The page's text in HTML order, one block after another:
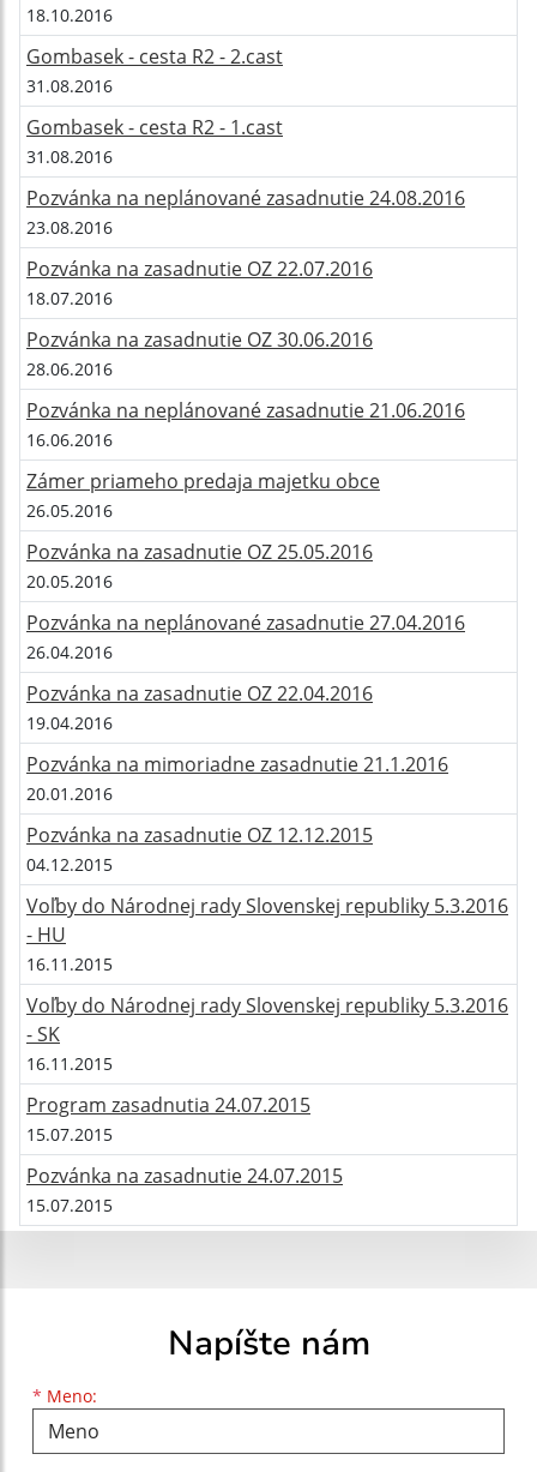
18.10.2016
Gombasek - cesta R2 - 2.cast
31.08.2016
Gombasek - cesta R2 - 1.cast
31.08.2016
Pozvánka na neplánované zasadnutie 24.08.2016
23.08.2016
Pozvánka na zasadnutie OZ 22.07.2016
18.07.2016
Pozvánka na zasadnutie OZ 30.06.2016
28.06.2016
Pozvánka na neplánované zasadnutie 21.06.2016
16.06.2016
Zámer priameho predaja majetku obce
26.05.2016
Pozvánka na zasadnutie OZ 25.05.2016
20.05.2016
Pozvánka na neplánované zasadnutie 27.04.2016
26.04.2016
Pozvánka na zasadnutie OZ 22.04.2016
19.04.2016
Pozvánka na mimoriadne zasadnutie 21.1.2016
20.01.2016
Pozvánka na zasadnutie OZ 12.12.2015
04.12.2015
Voľby do Národnej rady Slovenskej republiky 5.3.2016
- HU
16.11.2015
Voľby do Národnej rady Slovenskej republiky 5.3.2016
- SK
16.11.2015
Program zasadnutia 24.07.2015
15.07.2015
Pozvánka na zasadnutie 24.07.2015
15.07.2015
Napíšte nám
* Meno:
Meno
Priezvisko
E-mailová adresa